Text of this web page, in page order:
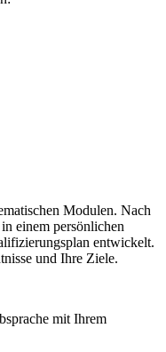
Modulen. Nach
einem persönlichen
entwickelt.
und Ihre Ziele.
mit Ihrem